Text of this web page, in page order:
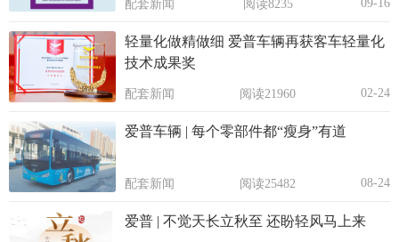
配套新闻 阅读8235 09-16
轻量化做精做细 爱普车辆再获客车轻量化
技术成果奖
配套新闻 阅读21960 02-24
爱普车辆 | 每个零部件都“瘦身”有道
配套新闻 阅读25482 08-24
爱普 | 不觉天长立秋至 还盼轻风马上来